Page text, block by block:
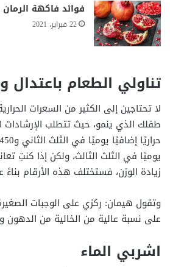
فوائد فاكهة
22 فبراير، 2021
تناولي الطعام باعتدال
لا تحتاجين إلى الكثير من السعرات
يوميًا في الثلث الثالث، ولكن إذا كنتِ
زيادة الوزن، فستختلف هذه الأرقام
وتقول هيمان: ركزي على الوجبات
على نسبة عالية من الخالية من الدهون
اشربي الماء